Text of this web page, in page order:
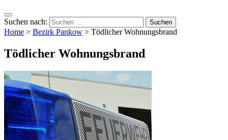
Suchen nach:
Home > Bezirk Pankow > Tödlicher Wohnungsbrand
Tödlicher Wohnungsbrand